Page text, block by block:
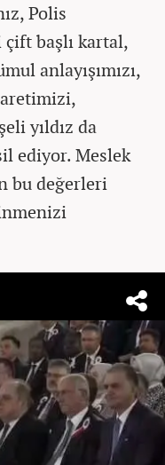
Polis
başlı kartal,
anlayışımızı,
yıldız da
ediyor. Meslek
bu değerleri